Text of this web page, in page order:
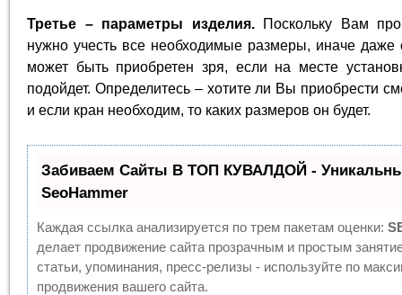
Третье – параметры изделия.Поскольку Вам
нужно учесть все необходимые размеры, иначе даже
может быть приобретен зря, если на месте
подойдет. Определитесь – хотите ли Вы приобрести
и если кран необходим, то каких размеров он будет.
Забиваем Сайты В ТОП КУВАЛДОЙ -
SeoHammer
Каждая ссылка анализируется по трем пакетам оценки:
делает продвижение сайта прозрачным и простым
статьи, упоминания, пресс-релизы - используйте по
продвижения вашего сайта.